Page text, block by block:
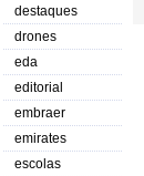
destaques
drones
eda
editorial
embraer
emirates
escolas